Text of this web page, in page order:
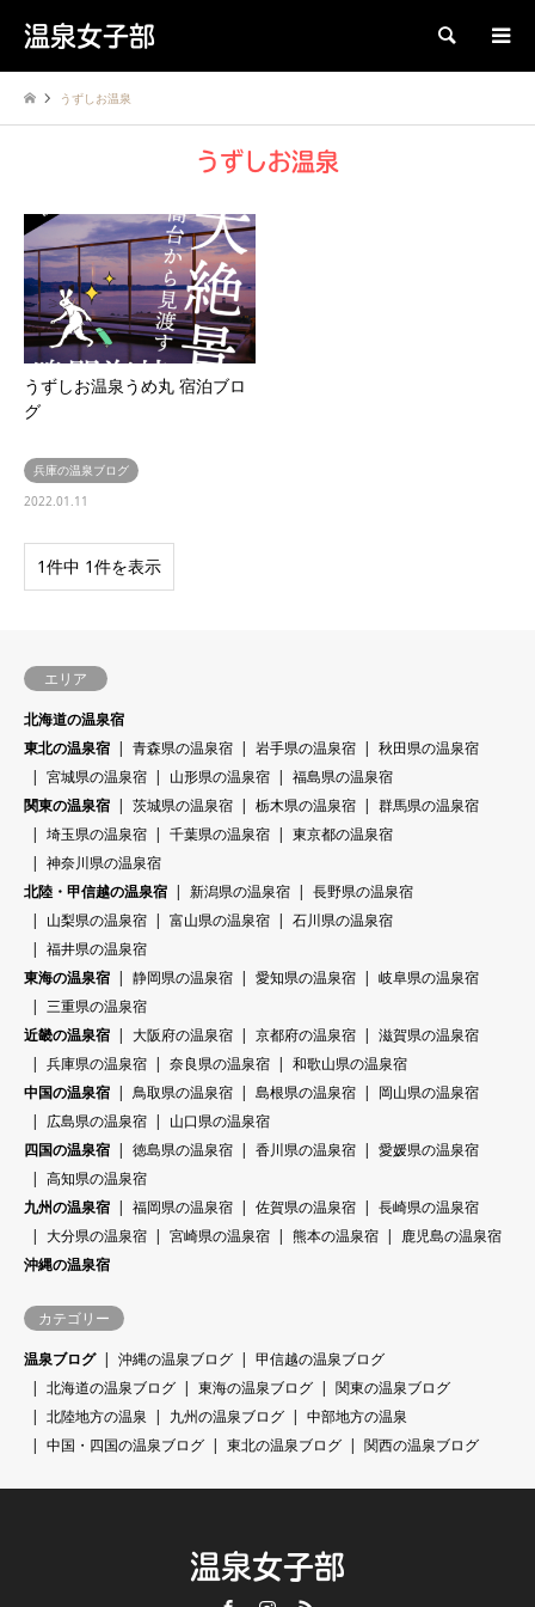
温泉女子部 検索
うずしお温泉
うずしお温泉
うずしお温泉うめ丸 宿泊ブロ
グ
兵庫の温泉ブログ
2022.01.11
1件中 1件を表示
エリア
北海道の温泉宿
東北の温泉宿
青森県の温泉宿 岩手県の温泉宿
秋田県の温泉宿
宮城県の温泉宿
山形県の温泉宿
福島県の温泉宿
関東の温泉宿
茨城県の温泉宿 栃木県の温泉宿
群馬県の温泉宿
埼玉県の温泉宿
千葉県の温泉宿
東京都の温泉宿
神奈川県の温泉宿
北陸・甲信越の温泉宿
新潟県の温泉宿
長野県の温泉宿
山梨県の温泉宿
富山県の温泉宿
石川県の温泉宿
福井県の温泉宿
東海の温泉宿
静岡県の温泉宿 愛知県の温泉宿
岐阜県の温泉宿
三重県の温泉宿
近畿の温泉宿
大阪府の温泉宿 京都府の温泉宿
滋賀県の温泉宿
兵庫県の温泉宿
奈良県の温泉宿
和歌山県の温泉宿
中国の温泉宿
鳥取県の温泉宿 島根県の温泉宿
岡山県の温泉宿
広島県の温泉宿
山口県の温泉宿
四国の温泉宿
徳島県の温泉宿 香川県の温泉宿
愛媛県の温泉宿
高知県の温泉宿
九州の温泉宿
福岡県の温泉宿 佐賀県の温泉宿
長崎県の温泉宿
大分県の温泉宿
宮崎県の温泉宿 熊本の温泉宿
鹿児島の温泉宿
沖縄の温泉宿
カテゴリー
温泉ブログ
沖縄の温泉ブログ
甲信越の温泉ブログ
北海道の温泉ブログ
東海の温泉ブログ
関東の温泉ブログ
北陸地方の温泉
九州の温泉ブログ
中部地方の温泉
中国・四国の温泉ブログ
東北の温泉ブログ 関西の温泉ブログ
温泉女子部